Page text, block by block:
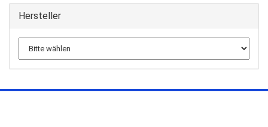
Hersteller